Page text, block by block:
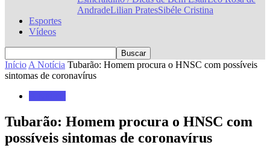
AndradeLilian PratesSibéle Cristina
Esportes
Vídeos
Início A Notícia Tubarão: Homem procura o HNSC com possíveis
sintomas de coronavírus
Tubarão: Homem procura o HNSC com
possíveis sintomas de coronavírus